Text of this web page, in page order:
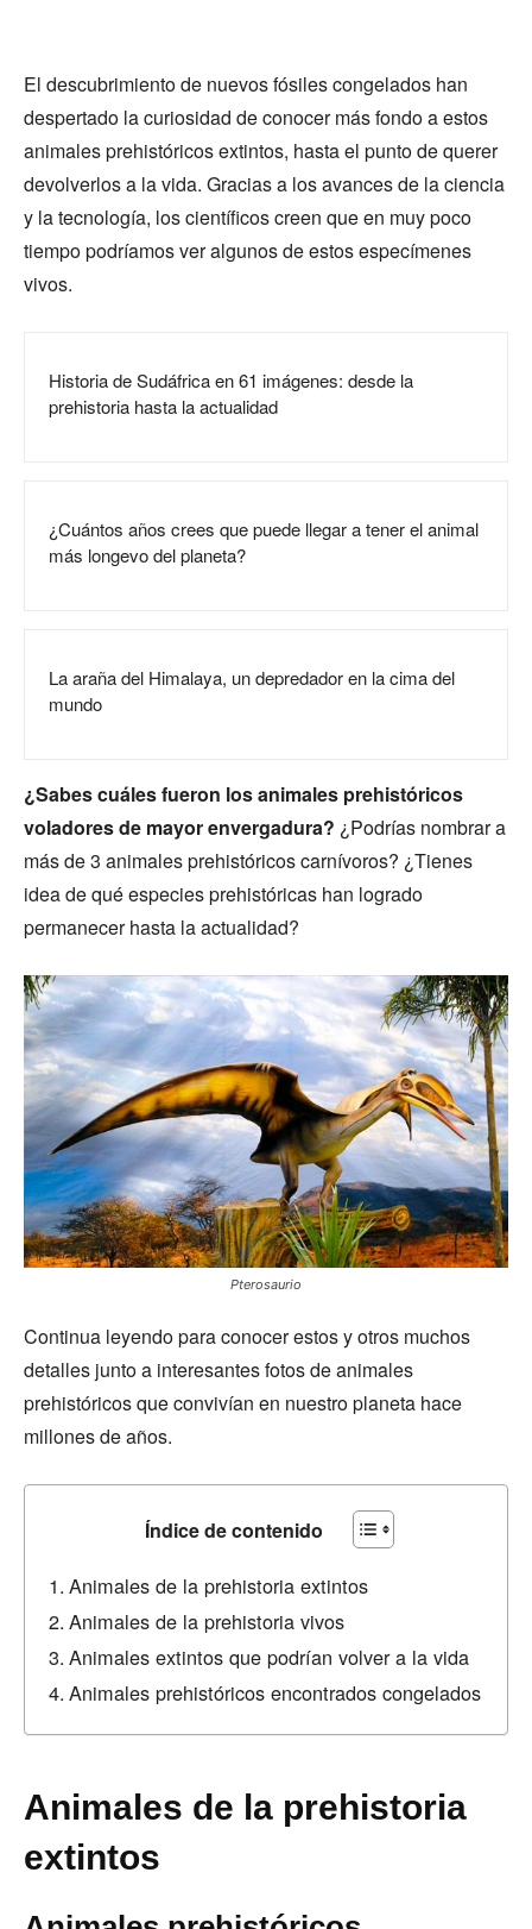
El descubrimiento de nuevos fósiles congelados han
despertado la curiosidad de conocer más fondo a estos
animales prehistóricos extintos, hasta el punto de querer
devolverlos a la vida. Gracias a los avances de la ciencia
y la tecnología, los científicos creen que en muy poco
tiempo podríamos ver algunos de estos especímenes
vivos.
Historia de Sudáfrica en 61 imágenes: desde la
prehistoria hasta la actualidad
¿Cuántos años crees que puede llegar a tener el animal
más longevo del planeta?
La araña del Himalaya, un depredador en la cima del
mundo
¿Sabes cuáles fueron los animales prehistóricos
voladores de mayor envergadura? ¿Podrías nombrar a
más de 3 animales prehistóricos carnívoros? ¿Tienes
idea de qué especies prehistóricas han logrado
permanecer hasta la actualidad?
Pterosaurio
Continua leyendo para conocer estos y otros muchos
detalles junto a interesantes fotos de animales
prehistóricos que convivían en nuestro planeta hace
millones de años.
Índice de contenido
Animales de la prehistoria extintos
Animales de la prehistoria vivos
Animales extintos que podrían volver a la vida
Animales prehistóricos encontrados congelados
Animales de la prehistoria
extintos